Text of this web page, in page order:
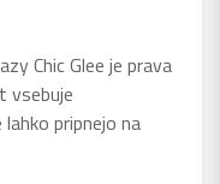
Chic Glee je prava
vsebuje
pripnejo na